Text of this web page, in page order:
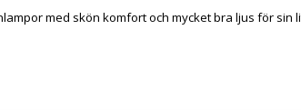
med skön komfort och mycket bra ljus för